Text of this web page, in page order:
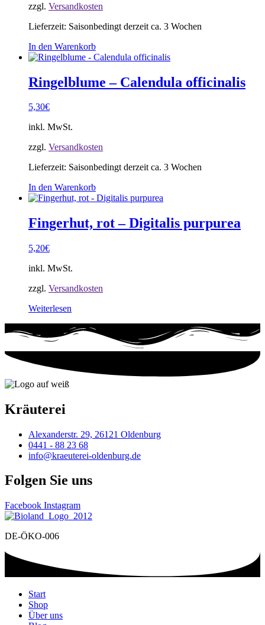
zzgl. Versandkosten
Lieferzeit: Saisonbedingt derzeit ca. 3 Wochen
In den Warenkorb
Ringelblume – Calendula officinalis
5,30€
inkl. MwSt.
zzgl. Versandkosten
Lieferzeit: Saisonbedingt derzeit ca. 3 Wochen
In den Warenkorb
Fingerhut, rot – Digitalis purpurea
5,20€
inkl. MwSt.
zzgl. Versandkosten
Weiterlesen
Kräuterei
Alexanderstr. 29, 26121 Oldenburg
0441 - 88 23 68
info@kraeuterei-oldenburg.de
Folgen Sie uns
Facebook Instagram
DE-ÖKO-006
Start
Shop
Über uns